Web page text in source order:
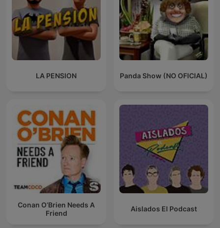
LA PENSION Panda Show (NO OFICIAL)
Conan O’Brien Needs A
Friend
Aislados El Podcast